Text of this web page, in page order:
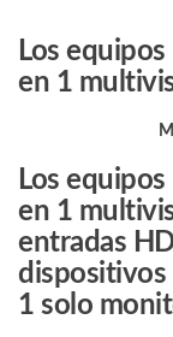
Resolución
de
Vista:
Modo
Dual
y
3
Los
en 1
Los
en 1
entradas
dispositivos
1 solo